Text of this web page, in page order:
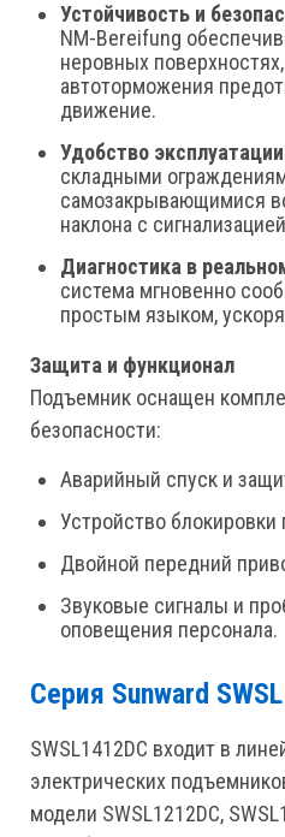
Устойчивость и
NM-Bereifung
неровных
автоторможения
движение.
Удобство
складными
самозакрывающимися
наклона с
Диагностика в
система мгновенно
простым языком,
Защита и функционал
Подъемник оснащен
безопасности:
Аварийный спуск и
Устройство
Двойной передний
Звуковые сигналы и
оповещения персонала.
Серия Sunward SWSL
SWSL1412DC входит в
электрических
модели SWSL1212DC,